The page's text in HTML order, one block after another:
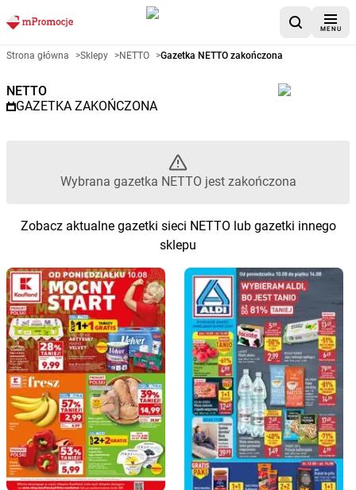
MENU
Gazetka promocyjna NETTO –
Strona główna >Sklepy >NETTO >Gazetka NETTO zakończona
NETTO
GAZETKA ZAKOŃCZONA
Wybrana gazetka NETTO jest zakończona
Zobacz aktualne gazetki sieci NETTO lub gazetki innego
sklepu